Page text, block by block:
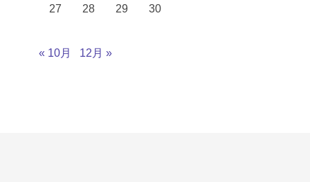
27 28 29 30
« 10月 12月 »